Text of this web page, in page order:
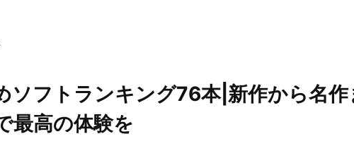
ソフトランキング76本|新作から名作
最高の体験を